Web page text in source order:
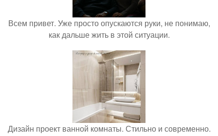
Всем привет. Уже просто опускаются руки, не понимаю,
как дальше жить в этой ситуации.
Дизайн проект ванной комнаты. Стильно и современно.